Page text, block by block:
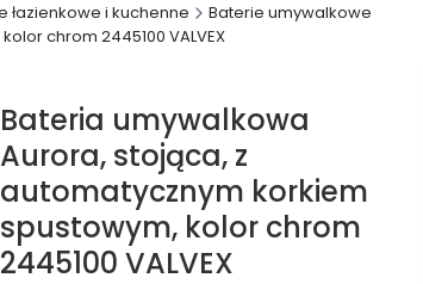
łazienkowe i kuchenne
Baterie umywalkowe
chrom 2445100 VALVEX
Bateria umywalkowa
Aurora, stojąca, z
automatycznym korkiem
spustowym, kolor chrom
2445100 VALVEX